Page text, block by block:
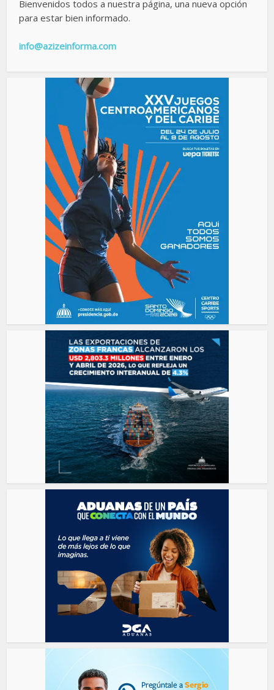
Bienvenidos todos a nuestra página, una nueva opción
para estar bien informado.
info@azizeinforma.com